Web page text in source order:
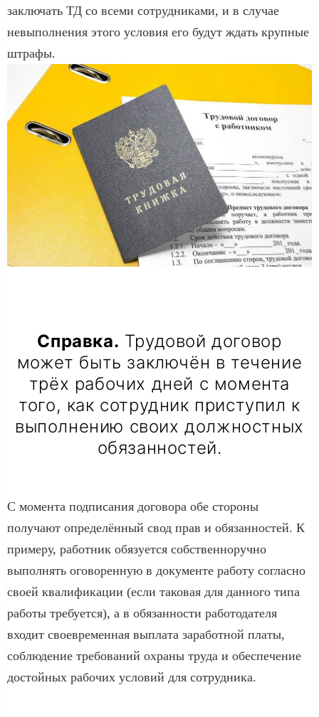
заключать ТД со всеми сотрудниками, и в случае
невыполнения этого условия его будут ждать крупные
штрафы.
Справка. Трудовой договор
может быть заключён в течение
трёх рабочих дней с момента
того, как сотрудник приступил к
выполнению своих должностных
обязанностей.
С момента подписания договора обе стороны
получают определённый свод прав и обязанностей. К
примеру, работник обязуется собственноручно
выполнять оговоренную в документе работу согласно
своей квалификации (если таковая для данного типа
работы требуется), а в обязанности работодателя
входит своевременная выплата заработной платы,
соблюдение требований охраны труда и обеспечение
достойных рабочих условий для сотрудника.